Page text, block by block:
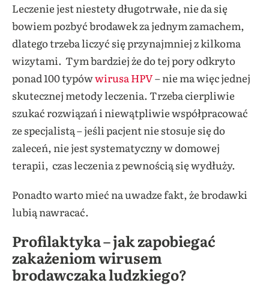
Leczenie jest niestety długotrwałe, nie da się
bowiem pozbyć brodawek za jednym zamachem,
dlatego trzeba liczyć się przynajmniej z kilkoma
wizytami. Tym bardziej że do tej pory odkryto
ponad 100 typówwirusa HPV– nie ma więc jednej
skutecznej metody leczenia. Trzeba cierpliwie
szukać rozwiązań i niewątpliwie współpracować
ze specjalistą – jeśli pacjent nie stosuje się do
zaleceń, nie jest systematyczny w domowej
terapii, czas leczenia z pewnością się wydłuży.
Ponadto warto mieć na uwadze fakt, że brodawki
lubią nawracać.
Profilaktyka – jak zapobiegać
zakażeniom wirusem
brodawczaka ludzkiego?